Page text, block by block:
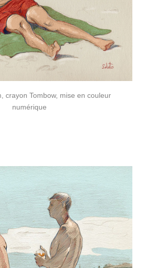
crayon Tombow, mise en couleur
numérique